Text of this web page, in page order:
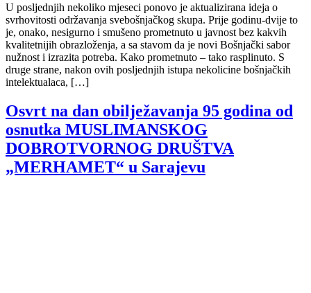
U posljednjih nekoliko mjeseci ponovo je aktualizirana ideja o
svrhovitosti održavanja svebošnjačkog skupa. Prije godinu-dvije to
je, onako, nesigurno i smušeno prometnuto u javnost bez kakvih
kvalitetnijih obrazloženja, a sa stavom da je novi Bošnjački sabor
nužnost i izrazita potreba. Kako prometnuto – tako rasplinuto. S
druge strane, nakon ovih posljednjih istupa nekolicine bošnjačkih
intelektualaca, […]
Osvrt na dan obilježavanja 95 godina od
osnutka MUSLIMANSKOG
DOBROTVORNOG DRUŠTVA
„MERHAMET“ u Sarajevu